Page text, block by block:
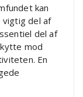
kan
vigtig del af
del af
mod
En